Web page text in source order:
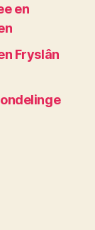
en
Fryslân